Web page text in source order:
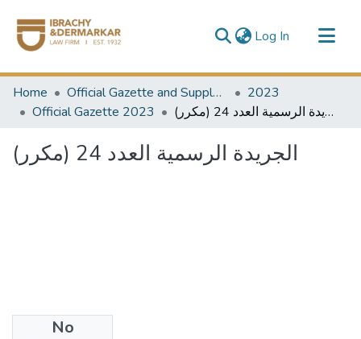
Log In (current)
Communities & Collections
All of DSpace
Home Official Gazette and Supplement
2023
Official Gazette 2023
الجريدة الرسمية العدد 24 (مكرر)
الجريدة الرسمية العدد 24 (مكرر)
No